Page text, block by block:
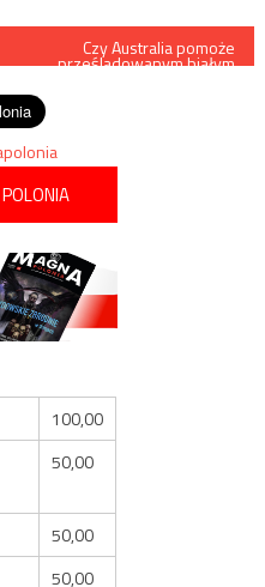
Czy Australia pomoże
prześladowanym białym
100,00
50,00
50,00
50,00